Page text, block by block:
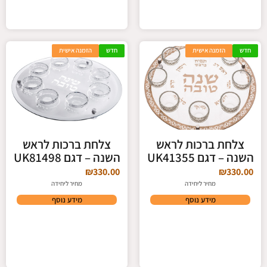
חדש הזמנה אישית
צלחת ברכות לראש
השנה – דגם UK41355
₪330.00
מחיר ליחידה
מידע נוסף
חדש הזמנה אישית
צלחת ברכות לראש
השנה – דגם UK81498
₪330.00
מחיר ליחידה
מידע נוסף